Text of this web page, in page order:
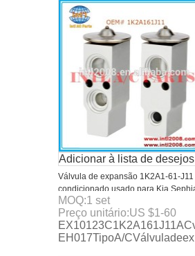
Adicionar à lista de desejos
Válvula de expansão 1K2A1-61-J11
condicionado usado para Kia
2000 Spectra 1998-2001 OEM #
1K2A161J11 EX10123C
MOQ:1 set
Preço unitário:US $1-60
EH017TipoA/